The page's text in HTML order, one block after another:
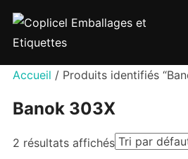
Aller
contenu
Accueil / Produits identifiés
Banok 303X
2 résultats affichés